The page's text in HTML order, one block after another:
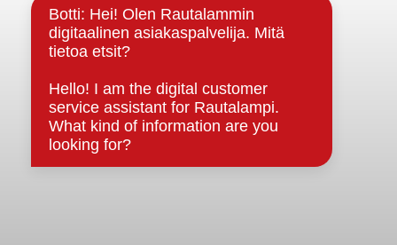
Strategiat, ohjelmat, ohjeet, suunnitelmat, säännöt ja
sopimukset
Asiakirjajulkisuuskuvaus
Evästeet
Saavutettavuusseloste
Tietosuoja
Tietosuojaselosteet